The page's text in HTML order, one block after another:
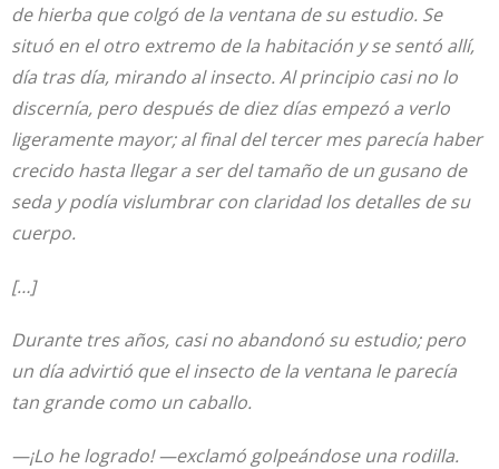
de hierba que colgó de la ventana de su estudio. Se
situó en el otro extremo de la habitación y se sentó allí,
día tras día, mirando al insecto. Al principio casi no lo
discernía, pero después de diez días empezó a verlo
ligeramente mayor; al final del tercer mes parecía haber
crecido hasta llegar a ser del tamaño de un gusano de
seda y podía vislumbrar con claridad los detalles de su
cuerpo.
[…]
Durante tres años, casi no abandonó su estudio; pero
un día advirtió que el insecto de la ventana le parecía
tan grande como un caballo.
—¡Lo he logrado! —exclamó golpeándose una rodilla.